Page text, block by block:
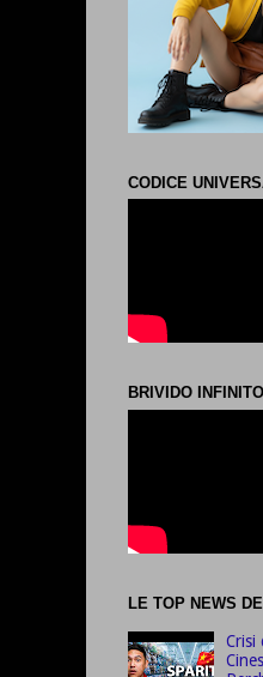
CODICE
BRIVIDO INFINITO
LE TOP NEWS
Crisi